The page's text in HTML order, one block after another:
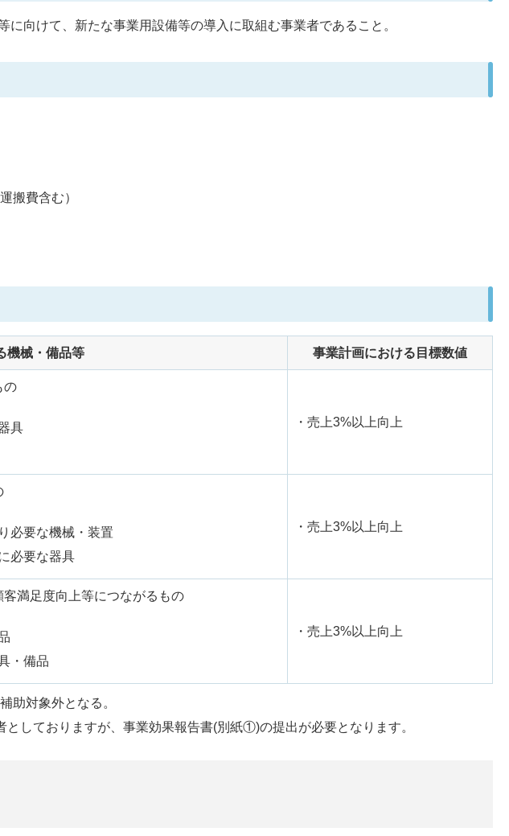
向けて、新たな事業用設備等の導入に取組む事業者であること。
搬費含む）
機械・備品等 事業計画における目標数値
の
具
・売上3%以上向上
必要な機械・装置
必要な器具
・売上3%以上向上
満足度向上等につながるもの
・備品
・売上3%以上向上
助対象外となる。
しておりますが、事業効果報告書(別紙①)の提出が必要となります。